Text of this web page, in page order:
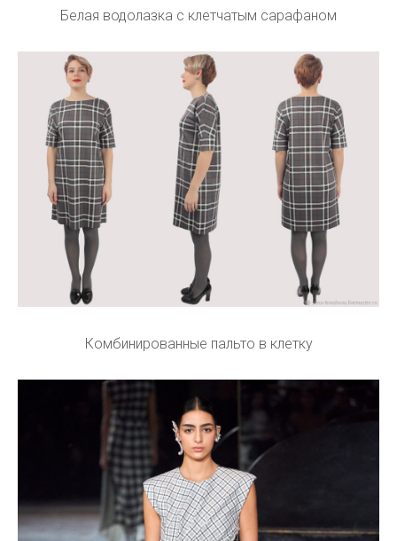
Белая водолазка с клетчатым сарафаном
Комбинированные пальто в клетку